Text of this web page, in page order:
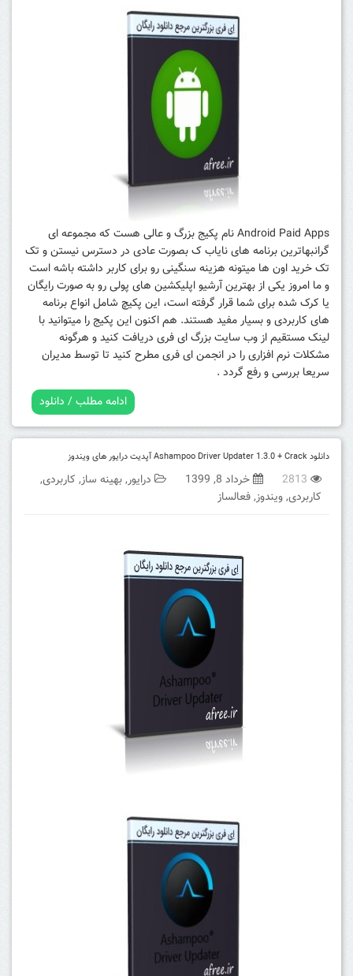
Android Paid Apps نام پکیج بزرگ و عالی هست که مجموعه ای
گرانبهاترین برنامه های نایاب ک بصورت عادی در دسترس نیستن و تک
تک خرید اون ها میتونه هزینه سنگینی رو برای کاربر داشته باشه است
و ما امروز یکی از بهترین آرشیو اپلیکشین های پولی رو به صورت رایگان
یا کرک شده برای شما قرار گرفته است، این پکیچ شامل انواع برنامه
های کاربردی و بسیار مفید هستند. هم اکنون این پکیج را میتوانید با
لینک مستقیم از وب سایت بزرگ ای فری دریافت کنید و هرگونه
مشکلات نرم افزاری را در انجمن ای فری مطرح کنید تا توسط مدیران
سریعا بررسی و رفع گردد .
ادامه مطلب / دانلود
دانلود Ashampoo Driver Updater 1.3.0 + Crack آپدیت درایور های ویندوز
2813 خرداد 8, 1399 درایور,بهینه ساز, کاربردی,
کاربردی,ویندوز,فعالساز